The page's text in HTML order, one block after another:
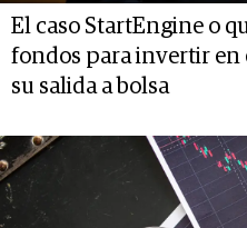
El caso StartEngine o
fondos para invertir en
su salida a bolsa